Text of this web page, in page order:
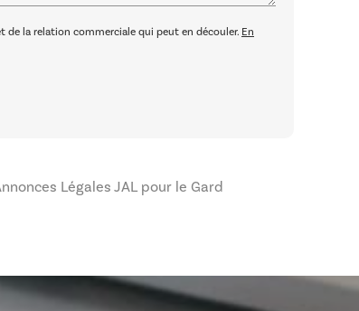
de la relation commerciale qui peut en découler. En
Légales JAL pour le Gard